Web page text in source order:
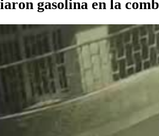
gasolina en la